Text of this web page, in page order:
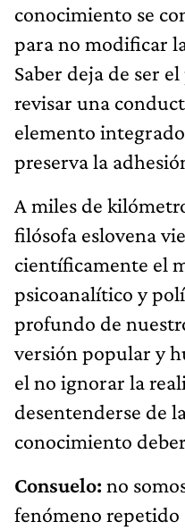
conocimiento se
para no modificar
Saber deja de ser
revisar una
elemento
preserva la
A miles de
filósofa eslovena
científicamente el
psicoanalítico y
profundo de
versión popular y
el no ignorar la
desentenderse de
conocimiento
Consuelo: no
fenómeno repetido